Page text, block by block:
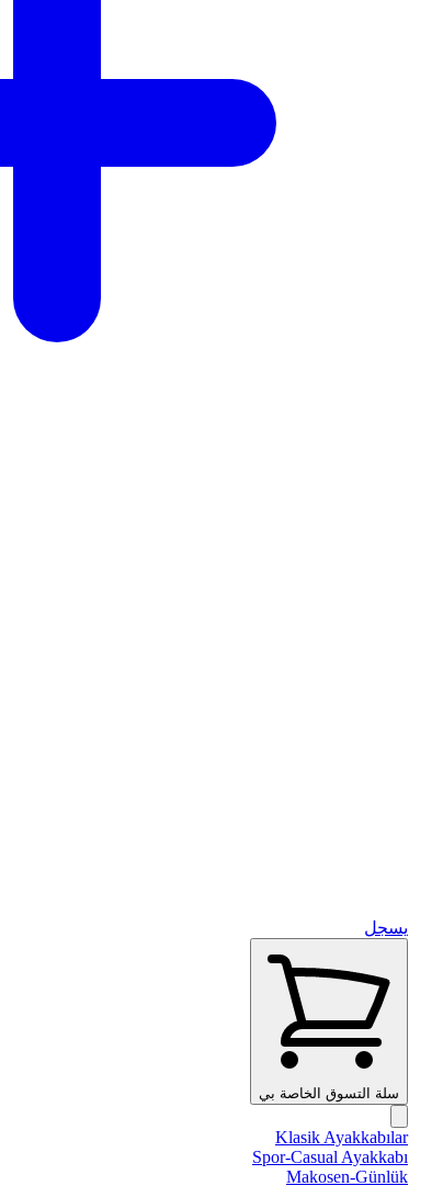
يسجل
سلة التسوق الخاصة بي
Klasik Ayakkabılar
Spor-Casual Ayakkabı
Makosen-Günlük